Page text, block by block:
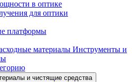
в оптике
для оптики
платформы
Инструменты и
и чистящие средства